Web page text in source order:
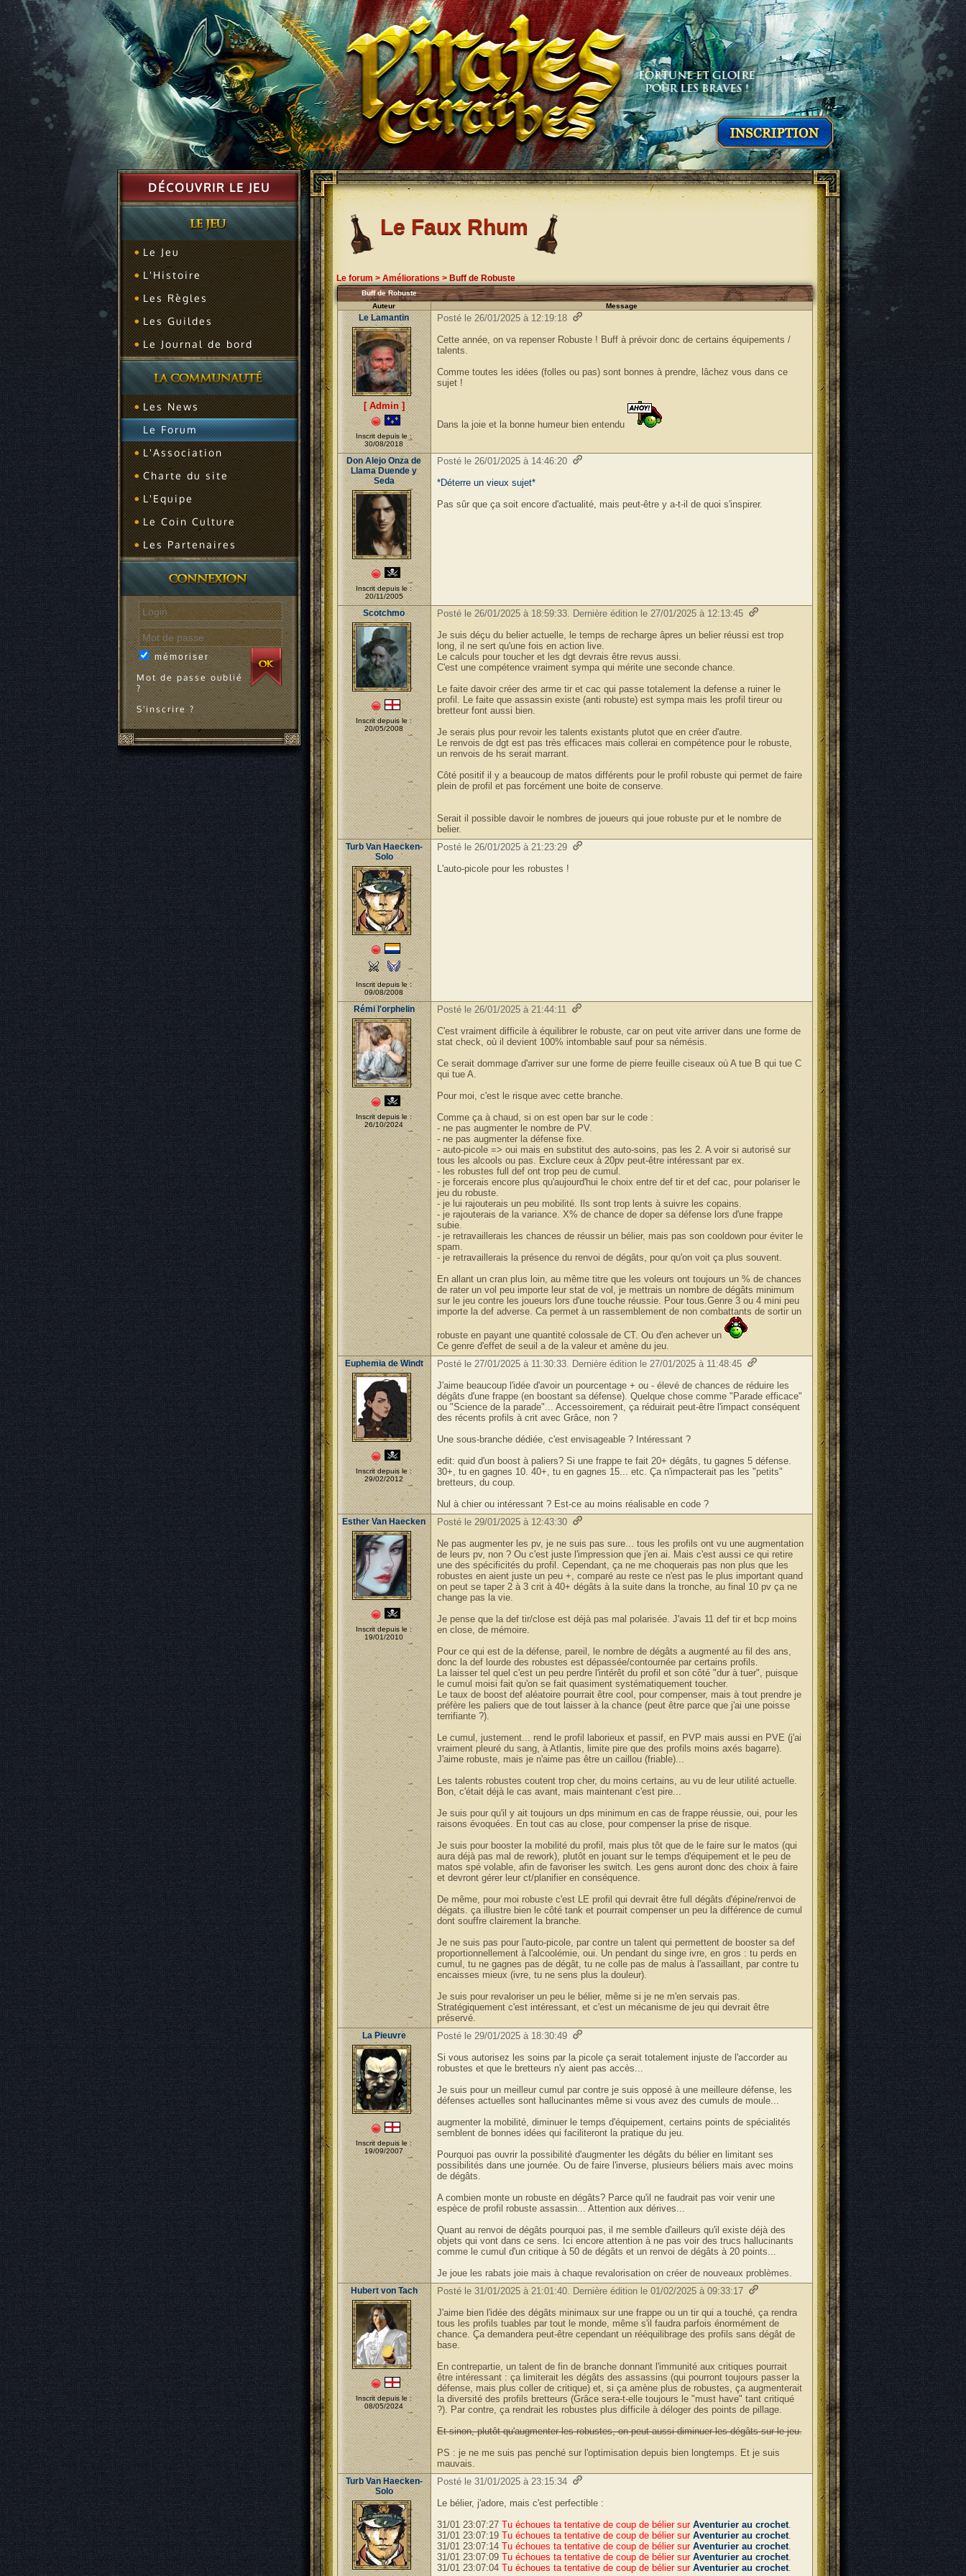
DÉCOUVRIR LE JEU
Le Jeu
L'Histoire
Les Règles
Les Guildes
Le Journal de bord
Les News
Le Forum
L'Association
Charte du site
L'Equipe
Le Coin Culture
Les Partenaires
mémoriser
Mot de passe oublié
?
S'inscrire ?
Le Faux Rhum
Le forum > Améliorations > Buff de Robuste
Buff de Robuste
Auteur
Message
Le Lamantin
[ Admin ]
Inscrit depuis le :
30/08/2018
Posté le 26/01/2025 à 12:19:18
Cette année, on va repenser Robuste ! Buff à prévoir donc de certains équipements /
talents.
Comme toutes les idées (folles ou pas) sont bonnes à prendre, lâchez vous dans ce
sujet !
Dans la joie et la bonne humeur bien entendu
Don Alejo Onza de
Llama Duende y
Seda
Inscrit depuis le :
20/11/2005
Posté le 26/01/2025 à 14:46:20
*Déterre un vieux sujet*
Pas sûr que ça soit encore d'actualité, mais peut-être y a-t-il de quoi s'inspirer.
Scotchmo
Inscrit depuis le :
20/05/2008
Posté le 26/01/2025 à 18:59:33. Dernière édition le 27/01/2025 à 12:13:45
Je suis déçu du belier actuelle, le temps de recharge âpres un belier réussi est trop
long, il ne sert qu'une fois en action live.
Le calculs pour toucher et les dgt devrais être revus aussi.
C'est une compétence vraiment sympa qui mérite une seconde chance.
Le faite davoir créer des arme tir et cac qui passe totalement la defense a ruiner le
profil. Le faite que assassin existe (anti robuste) est sympa mais les profil tireur ou
bretteur font aussi bien.
Je serais plus pour revoir les talents existants plutot que en créer d'autre.
Le renvois de dgt est pas très efficaces mais collerai en compétence pour le robuste,
un renvois de hs serait marrant.
Côté positif il y a beaucoup de matos différents pour le profil robuste qui permet de faire
plein de profil et pas forcément une boite de conserve.
Serait il possible davoir le nombres de joueurs qui joue robuste pur et le nombre de
belier.
Turb Van Haecken-
Solo
Inscrit depuis le :
09/08/2008
Posté le 26/01/2025 à 21:23:29
L'auto-picole pour les robustes !
Rémi l'orphelin
Inscrit depuis le :
26/10/2024
Posté le 26/01/2025 à 21:44:11
C'est vraiment difficile à équilibrer le robuste, car on peut vite arriver dans une forme de
stat check, où il devient 100% intombable sauf pour sa némésis.
Ce serait dommage d'arriver sur une forme de pierre feuille ciseaux où A tue B qui tue C
qui tue A.
Pour moi, c'est le risque avec cette branche.
Comme ça à chaud, si on est open bar sur le code :
- ne pas augmenter le nombre de PV.
- ne pas augmenter la défense fixe.
- auto-picole => oui mais en substitut des auto-soins, pas les 2. A voir si autorisé sur
tous les alcools ou pas. Exclure ceux à 20pv peut-être intéressant par ex.
- les robustes full def ont trop peu de cumul.
- je forcerais encore plus qu'aujourd'hui le choix entre def tir et def cac, pour polariser le
jeu du robuste.
- je lui rajouterais un peu mobilité. Ils sont trop lents à suivre les copains.
- je rajouterais de la variance. X% de chance de doper sa défense lors d'une frappe
subie.
- je retravaillerais les chances de réussir un bélier, mais pas son cooldown pour éviter le
spam.
- je retravaillerais la présence du renvoi de dégâts, pour qu'on voit ça plus souvent.
En allant un cran plus loin, au même titre que les voleurs ont toujours un % de chances
de rater un vol peu importe leur stat de vol, je mettrais un nombre de dégâts minimum
sur le jeu contre les joueurs lors d'une touche réussie. Pour tous.Genre 3 ou 4 mini peu
importe la def adverse. Ca permet à un rassemblement de non combattants de sortir un
robuste en payant une quantité colossale de CT. Ou d'en achever un
Ce genre d'effet de seuil a de la valeur et amène du jeu.
Euphemia de Windt
Inscrit depuis le :
29/02/2012
Posté le 27/01/2025 à 11:30:33. Dernière édition le 27/01/2025 à 11:48:45
J'aime beaucoup l'idée d'avoir un pourcentage + ou - élevé de chances de réduire les
dégâts d'une frappe (en boostant sa défense). Quelque chose comme "Parade efficace"
ou "Science de la parade"... Accessoirement, ça réduirait peut-être l'impact conséquent
des récents profils à crit avec Grâce, non ?
Une sous-branche dédiée, c'est envisageable ? Intéressant ?
edit: quid d'un boost à paliers? Si une frappe te fait 20+ dégâts, tu gagnes 5 défense.
30+, tu en gagnes 10. 40+, tu en gagnes 15... etc. Ça n'impacterait pas les "petits"
bretteurs, du coup.
Nul à chier ou intéressant ? Est-ce au moins réalisable en code ?
Esther Van Haecken
Inscrit depuis le :
19/01/2010
Posté le 29/01/2025 à 12:43:30
Ne pas augmenter les pv, je ne suis pas sure... tous les profils ont vu une augmentation
de leurs pv, non ? Ou c'est juste l'impression que j'en ai. Mais c'est aussi ce qui retire
une des spécificités du profil. Cependant, ça ne me choquerais pas non plus que les
robustes en aient juste un peu +, comparé au reste ce n'est pas le plus important quand
on peut se taper 2 à 3 crit à 40+ dégâts à la suite dans la tronche, au final 10 pv ça ne
change pas la vie.
Je pense que la def tir/close est déjà pas mal polarisée. J'avais 11 def tir et bcp moins
en close, de mémoire.
Pour ce qui est de la défense, pareil, le nombre de dégâts a augmenté au fil des ans,
donc la def lourde des robustes est dépassée/contournée par certains profils.
La laisser tel quel c'est un peu perdre l'intérêt du profil et son côté "dur à tuer", puisque
le cumul moisi fait qu'on se fait quasiment systématiquement toucher.
Le taux de boost def aléatoire pourrait être cool, pour compenser, mais à tout prendre je
préfère les paliers que de tout laisser à la chance (peut être parce que j'ai une poisse
terrifiante ?).
Le cumul, justement... rend le profil laborieux et passif, en PVP mais aussi en PVE (j'ai
vraiment pleuré du sang, à Atlantis, limite pire que des profils moins axés bagarre).
J'aime robuste, mais je n'aime pas être un caillou (friable)...
Les talents robustes coutent trop cher, du moins certains, au vu de leur utilité actuelle.
Bon, c'était déjà le cas avant, mais maintenant c'est pire...
Je suis pour qu'il y ait toujours un dps minimum en cas de frappe réussie, oui, pour les
raisons évoquées. En tout cas au close, pour compenser la prise de risque.
Je suis pour booster la mobilité du profil, mais plus tôt que de le faire sur le matos (qui
aura déjà pas mal de rework), plutôt en jouant sur le temps d'équipement et le peu de
matos spé volable, afin de favoriser les switch. Les gens auront donc des choix à faire
et devront gérer leur ct/planifier en conséquence.
De même, pour moi robuste c'est LE profil qui devrait être full dégâts d'épine/renvoi de
dégats. ça illustre bien le côté tank et pourrait compenser un peu la différence de cumul
dont souffre clairement la branche.
Je ne suis pas pour l'auto-picole, par contre un talent qui permettent de booster sa def
proportionnellement à l'alcoolémie, oui. Un pendant du singe ivre, en gros : tu perds en
cumul, tu ne gagnes pas de dégât, tu ne colle pas de malus à l'assaillant, par contre tu
encaisses mieux (ivre, tu ne sens plus la douleur).
Je suis pour revaloriser un peu le bélier, même si je ne m'en servais pas.
Stratégiquement c'est intéressant, et c'est un mécanisme de jeu qui devrait être
préservé.
La Pieuvre
Inscrit depuis le :
19/09/2007
Posté le 29/01/2025 à 18:30:49
Si vous autorisez les soins par la picole ça serait totalement injuste de l'accorder au
robustes et que le bretteurs n'y aient pas accès...
Je suis pour un meilleur cumul par contre je suis opposé à une meilleure défense, les
défenses actuelles sont hallucinantes même si vous avez des cumuls de moule...
augmenter la mobilité, diminuer le temps d'équipement, certains points de spécialités
semblent de bonnes idées qui faciliteront la pratique du jeu.
Pourquoi pas ouvrir la possibilité d'augmenter les dégâts du bélier en limitant ses
possibilités dans une journée. Ou de faire l'inverse, plusieurs béliers mais avec moins
de dégâts.
A combien monte un robuste en dégâts? Parce qu'il ne faudrait pas voir venir une
espèce de profil robuste assassin... Attention aux dérives...
Quant au renvoi de dégâts pourquoi pas, il me semble d'ailleurs qu'il existe déjà des
objets qui vont dans ce sens. Ici encore attention à ne pas voir des trucs hallucinants
comme le cumul d'un critique à 50 de dégâts et un renvoi de dégâts à 20 points...
Je joue les rabats joie mais à chaque revalorisation on créer de nouveaux problèmes.
Hubert von Tach
Inscrit depuis le :
08/05/2024
Posté le 31/01/2025 à 21:01:40. Dernière édition le 01/02/2025 à 09:33:17
J'aime bien l'idée des dégâts minimaux sur une frappe ou un tir qui a touché, ça rendra
tous les profils tuables par tout le monde, même s'il faudra parfois énormément de
chance. Ça demandera peut-être cependant un rééquilibrage des profils sans dégât de
base.
En contrepartie, un talent de fin de branche donnant l'immunité aux critiques pourrait
être intéressant : ça limiterait les dégâts des assassins (qui pourront toujours passer la
défense, mais plus coller de critique) et, si ça amène plus de robustes, ça augmenterait
la diversité des profils bretteurs (Grâce sera-t-elle toujours le "must have" tant critiqué
?). Par contre, ça rendrait les robustes plus difficile à déloger des points de pillage.
Et sinon, plutôt qu'augmenter les robustes, on peut aussi diminuer les dégâts sur le jeu.
PS : je ne me suis pas penché sur l'optimisation depuis bien longtemps. Et je suis
mauvais.
Turb Van Haecken-
Solo
Posté le 31/01/2025 à 23:15:34
Le bélier, j'adore, mais c'est perfectible :
31/01 23:07:27 Tu échoues ta tentative de coup de bélier sur Aventurier au crochet.
31/01 23:07:19 Tu échoues ta tentative de coup de bélier sur Aventurier au crochet.
31/01 23:07:14 Tu échoues ta tentative de coup de bélier sur Aventurier au crochet.
31/01 23:07:09 Tu échoues ta tentative de coup de bélier sur Aventurier au crochet.
31/01 23:07:04 Tu échoues ta tentative de coup de bélier sur Aventurier au crochet.